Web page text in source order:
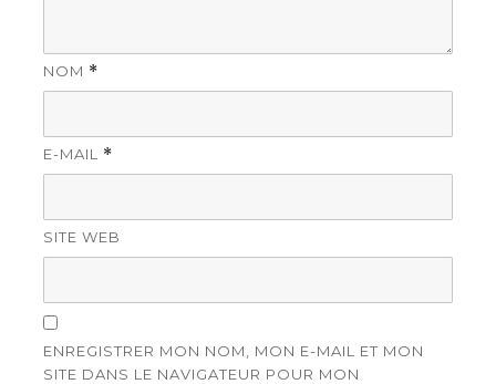
NOM *
E-MAIL *
SITE WEB
ENREGISTRER MON NOM, MON E-MAIL ET MON
SITE DANS LE NAVIGATEUR POUR MON